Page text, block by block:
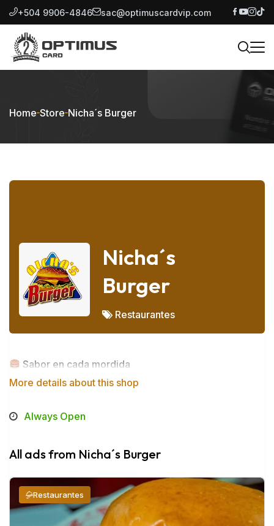
+504 9906-4846 sac@optimuscardvip.com
Home Store Nicha´s Burger
Nicha´s
Burger
Restaurantes
Sabor en cada mordida
More details about this shop
Always Open
All ads from Nicha´s Burger
Restaurantes